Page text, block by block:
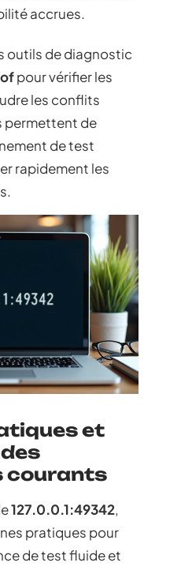
accrues.
outils de diagnostic
pour vérifier les
les conflits
permettent de
de test
rapidement les
et
courants
127.0.0.1:49342,
pratiques pour
de test fluide et